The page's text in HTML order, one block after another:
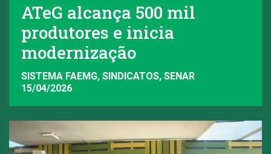
ATeG alcança 500 mil
produtores e inicia
modernização
SISTEMA FAEMG, SINDICATOS, SENAR
15/04/2026